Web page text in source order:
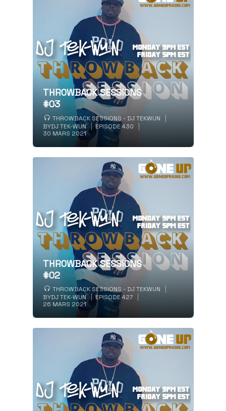
THROWBACK SESSIONS
#03
THROWBACK SESSIONS - DJ TEKWUN
BYDJ TEK-WUN
EPISODE 430
30 MARS 2021
THROWBACK SESSIONS
#02
THROWBACK SESSIONS - DJ TEKWUN
BYDJ TEK-WUN
EPISODE 427
26 MARS 2021